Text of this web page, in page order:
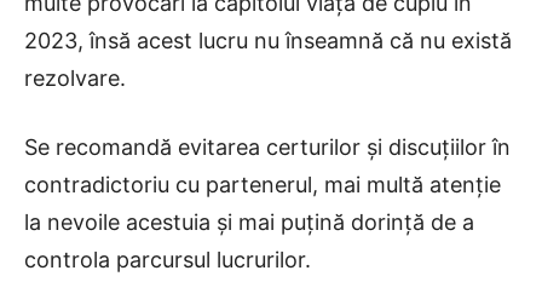
2023, însă acest lucru nu înseamnă că nu există
rezolvare.
Se recomandă evitarea certurilor și discuțiilor în
contradictoriu cu partenerul, mai multă atenție
la nevoile acestuia și mai puțină dorință de a
controla parcursul lucrurilor.